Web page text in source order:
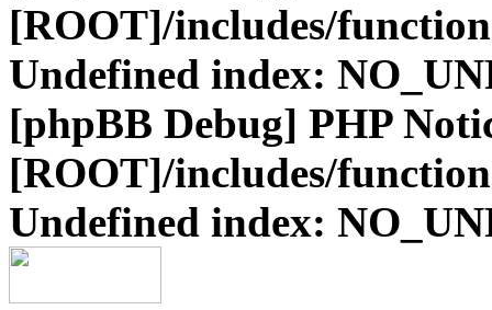
[ROOT]/includes/
Undefined index:
[phpBB Debug] PHP
[ROOT]/includes/
Undefined index: